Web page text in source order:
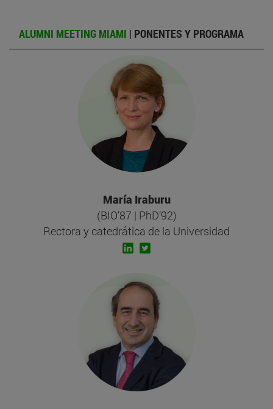
ALUMNI MEETING MIAMI | PONENTES Y PROGRAMA
María Iraburu
(BIO’87 | PhD’92)
Rectora y catedrática de la Universidad